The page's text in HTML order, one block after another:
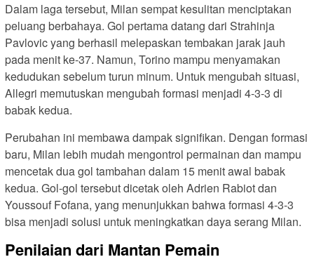
Dalam laga tersebut, Milan sempat kesulitan menciptakan
peluang berbahaya. Gol pertama datang dari Strahinja
Pavlovic yang berhasil melepaskan tembakan jarak jauh
pada menit ke-37. Namun, Torino mampu menyamakan
kedudukan sebelum turun minum. Untuk mengubah situasi,
Allegri memutuskan mengubah formasi menjadi 4-3-3 di
babak kedua.
Perubahan ini membawa dampak signifikan. Dengan formasi
baru, Milan lebih mudah mengontrol permainan dan mampu
mencetak dua gol tambahan dalam 15 menit awal babak
kedua. Gol-gol tersebut dicetak oleh Adrien Rabiot dan
Youssouf Fofana, yang menunjukkan bahwa formasi 4-3-3
bisa menjadi solusi untuk meningkatkan daya serang Milan.
Penilaian dari Mantan Pemain